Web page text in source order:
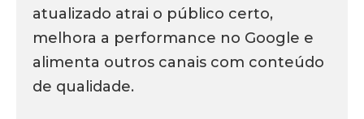
atualizado atrai o público certo,
melhora a performance no Google e
alimenta outros canais com conteúdo
de qualidade.